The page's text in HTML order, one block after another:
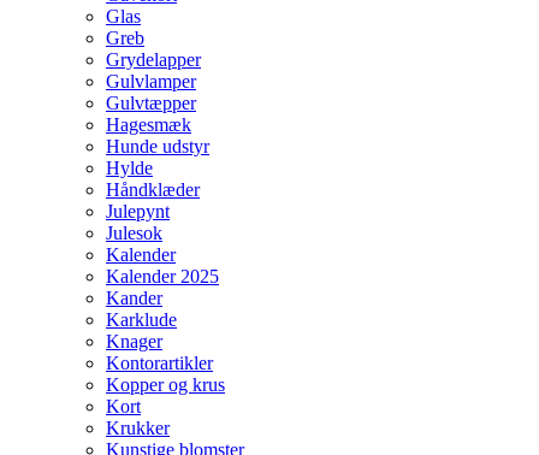
Glas
Greb
Grydelapper
Gulvlamper
Gulvtæpper
Hagesmæk
Hunde udstyr
Hylde
Håndklæder
Julepynt
Julesok
Kalender
Kalender 2025
Kander
Karklude
Knager
Kontorartikler
Kopper og krus
Kort
Krukker
Kunstige blomster